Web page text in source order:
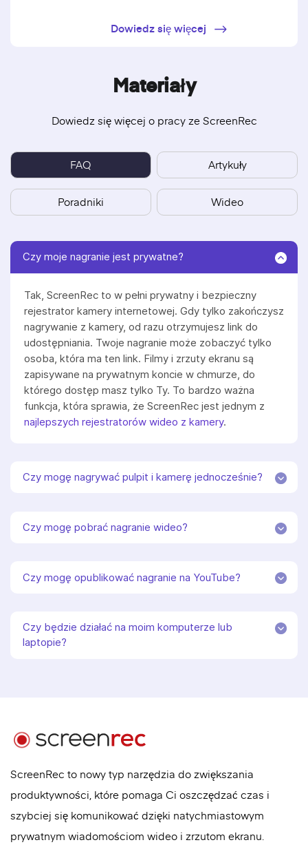
Dowiedz się więcej
Materiały
Dowiedz się więcej o pracy ze ScreenRec
FAQ Artykuły
Poradniki Wideo
Czy moje nagranie jest prywatne?
Tak, ScreenRec to w pełni prywatny i bezpieczny
rejestrator kamery internetowej. Gdy tylko zakończysz
nagrywanie z kamery, od razu otrzymujesz link do
udostępniania. Twoje nagranie może zobaczyć tylko
osoba, która ma ten link. Filmy i zrzuty ekranu są
zapisywane na prywatnym koncie w chmurze, do
którego dostęp masz tylko Ty. To bardzo ważna
funkcja, która sprawia, że ScreenRec jest jednym z
najlepszych rejestratorów wideo z kamery.
Czy mogę nagrywać pulpit i kamerę jednocześnie?
Czy mogę pobrać nagranie wideo?
Czy mogę opublikować nagranie na YouTube?
Czy będzie działać na moim komputerze lub
laptopie?
ScreenRec to nowy typ narzędzia do zwiększania
produktywności, które pomaga Ci oszczędzać czas i
szybciej się komunikować dzięki natychmiastowym
prywatnym wiadomościom wideo i zrzutom ekranu.